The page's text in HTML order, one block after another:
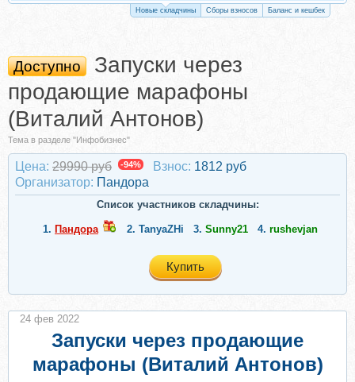
Новые складчины Сборы взносов Баланс и кешбек
Доступно
Запуски через
продающие марафоны
(Виталий Антонов)
Тема в разделе "Инфобизнес"
Цена: 29990 руб -94% Взнос: 1812 руб
Организатор: Пандора
Список участников складчины:
1. Пандора 2. TanyaZHi 3. Sunny21 4. rushevjan
Купить
Запуски через продающие
марафоны (Виталий Антонов)
24 фев 2022